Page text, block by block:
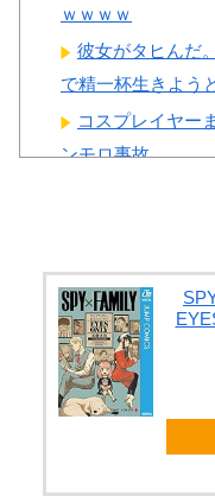
ｗｗｗｗ
彼女がタヒんだ
で精一杯生きよう
コスプレイヤー
ンモロ事故
【画像】 イケお
て逮捕ｗｗｗｗｗ